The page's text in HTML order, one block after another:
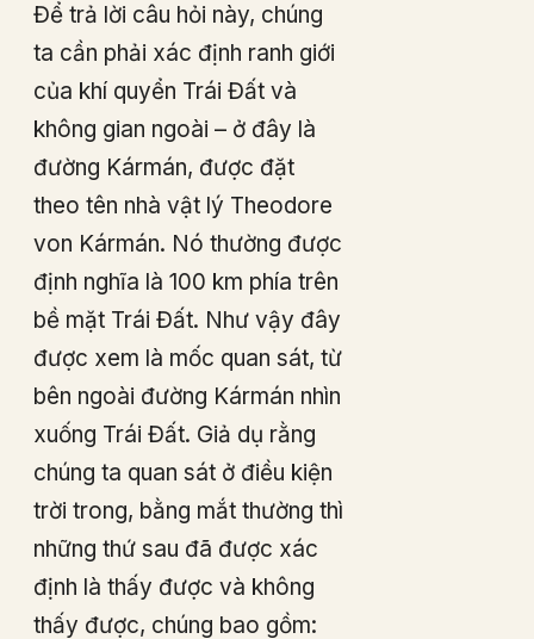
Để trả lời câu hỏi này, chúng
ta cần phải xác định ranh giới
của khí quyển Trái Đất và
không gian ngoài – ở đây là
đường Kármán, được đặt
theo tên nhà vật lý Theodore
von Kármán. Nó thường được
định nghĩa là 100 km phía trên
bề mặt Trái Đất. Như vậy đây
được xem là mốc quan sát, từ
bên ngoài đường Kármán nhìn
xuống Trái Đất. Giả dụ rằng
chúng ta quan sát ở điều kiện
trời trong, bằng mắt thường thì
những thứ sau đã được xác
định là thấy được và không
thấy được, chúng bao gồm: